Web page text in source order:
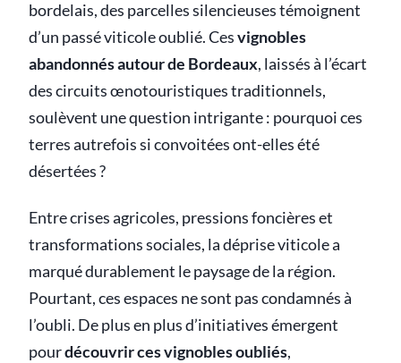
bordelais, des parcelles silencieuses témoignent
d’un passé viticole oublié. Cesvignobles
abandonnés autour de Bordeaux, laissés à l’écart
des circuits œnotouristiques traditionnels,
soulèvent une question intrigante : pourquoi ces
terres autrefois si convoitées ont-elles été
désertées ?
Entre crises agricoles, pressions foncières et
transformations sociales, la déprise viticole a
marqué durablement le paysage de la région.
Pourtant, ces espaces ne sont pas condamnés à
l’oubli. De plus en plus d’initiatives émergent
pourdécouvrir ces vignobles oubliés,